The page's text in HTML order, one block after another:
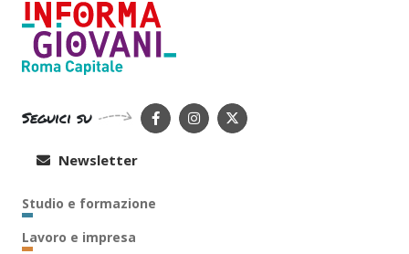
Seguici su
Newsletter
Studio e formazione
Lavoro e impresa